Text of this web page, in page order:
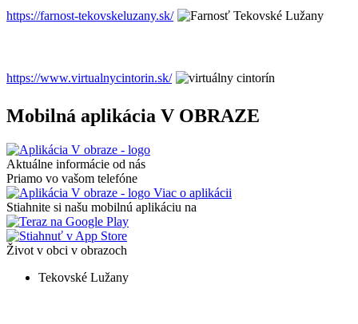
https://farnost-tekovskeluzany.sk/
https://www.virtualnycintorin.sk/
Mobilná aplikácia V OBRAZE
Aktuálne informácie od nás
Priamo vo vašom telefóne
Viac o aplikácii
Stiahnite si našu mobilnú aplikáciu na
Život v obci v obrazoch
Tekovské Lužany